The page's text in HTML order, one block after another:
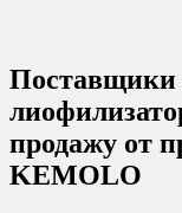
продажу от
KEMOLO